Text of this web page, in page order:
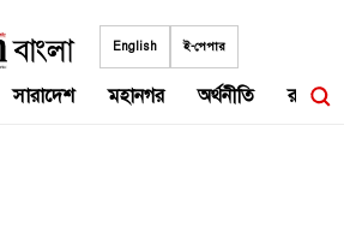
English ই-পেপার
সারাদেশ মহানগর অর্থনীতি রাজনীতি